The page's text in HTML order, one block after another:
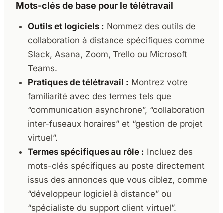
Mots-clés de base pour le télétravail
Outils et logiciels : Nommez des outils de
collaboration à distance spécifiques comme
Slack, Asana, Zoom, Trello ou Microsoft
Teams.
Pratiques de télétravail : Montrez votre
familiarité avec des termes tels que
“communication asynchrone”, “collaboration
inter-fuseaux horaires” et “gestion de projet
virtuel”.
Termes spécifiques au rôle : Incluez des
mots-clés spécifiques au poste directement
issus des annonces que vous ciblez, comme
“développeur logiciel à distance” ou
“spécialiste du support client virtuel”.